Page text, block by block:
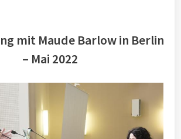
mit Maude Barlow in Berlin
– Mai 2022